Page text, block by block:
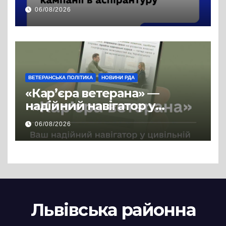
продовжено
06/08/2026
ВЕТЕРАНСЬКА ПОЛІТИКА НОВИНИ РДА
«Кар’єра ветерана» —
надійний навігатор у
цивільній професії
06/08/2026
Львівська районна